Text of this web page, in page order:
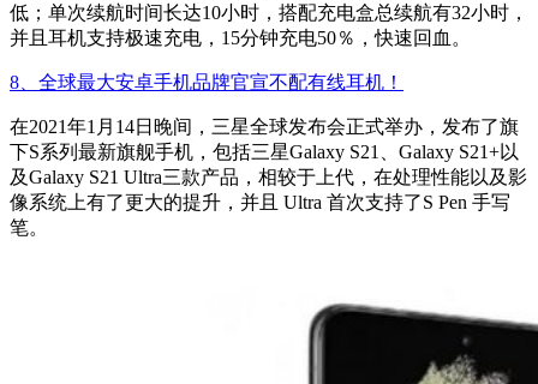
低；单次续航时间长达10小时，搭配充电盒总续航有32小时，
并且耳机支持极速充电，15分钟充电50％，快速回血。
8、全球最大安卓手机品牌官宣不配有线耳机！
在2021年1月14日晚间，三星全球发布会正式举办，发布了旗
下S系列最新旗舰手机，包括三星Galaxy S21、Galaxy S21+以
及Galaxy S21 Ultra三款产品，相较于上代，在处理性能以及影
像系统上有了更大的提升，并且 Ultra 首次支持了S Pen 手写
笔。